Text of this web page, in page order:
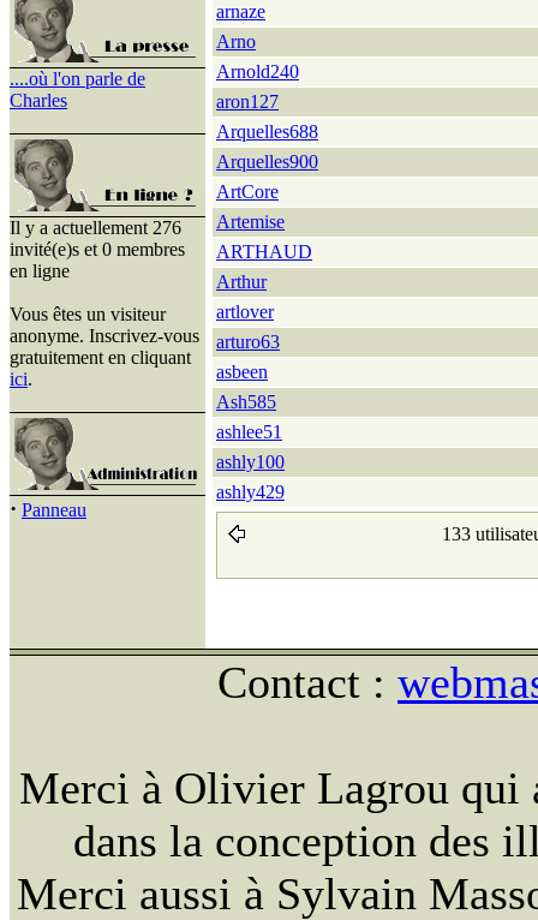
....où l'on parle de
Charles
Il y a actuellement 276
invité(e)s et 0 membres
en ligne
Vous êtes un visiteur
anonyme. Inscrivez-vous
gratuitement en cliquant
ici.
· Panneau
arnaze
Arno
Arnold240
aron127
Arquelles688
Arquelles900
ArtCore
Artemise
ARTHAUD
Arthur
artlover
arturo63
asbeen
Ash585
ashlee51
ashly100
ashly429
133
Contact :
Merci à Olivier Lagrou qui
dans la conception des
Merci aussi à Sylvain